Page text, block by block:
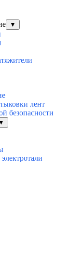
▼
лент
безопасности